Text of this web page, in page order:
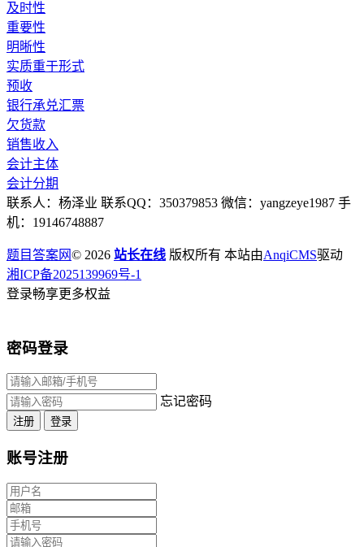
及时性
重要性
明晰性
实质重于形式
预收
银行承兑汇票
欠货款
销售收入
会计主体
会计分期
联系人：杨泽业 联系QQ：350379853 微信：yangzeye1987 手
机：19146748887
题目答案网© 2026 站长在线 版权所有 本站由AnqiCMS驱动
湘ICP备2025139969号-1
登录畅享更多权益
密码登录
忘记密码
注册 登录
账号注册